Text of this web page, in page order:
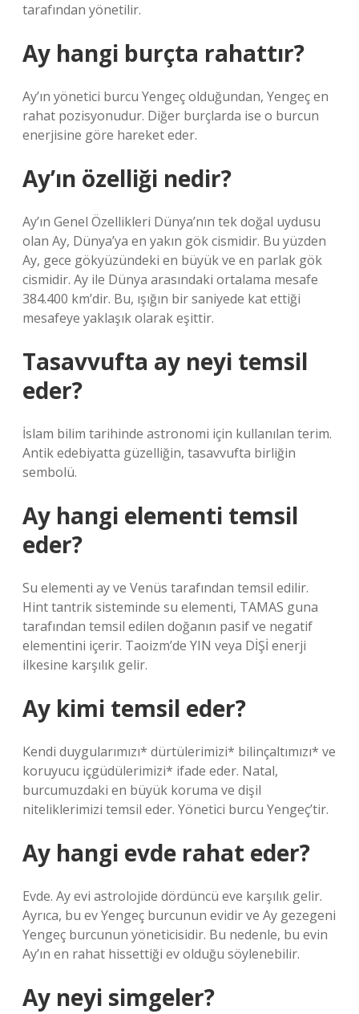
tarafından yönetilir.
Ay hangi burçta rahattır?
Ay’ın yönetici burcu Yengeç olduğundan, Yengeç en
rahat pozisyonudur. Diğer burçlarda ise o burcun
enerjisine göre hareket eder.
Ay’ın özelliği nedir?
Ay’ın Genel Özellikleri Dünya’nın tek doğal uydusu
olan Ay, Dünya’ya en yakın gök cismidir. Bu yüzden
Ay, gece gökyüzündeki en büyük ve en parlak gök
cismidir. Ay ile Dünya arasındaki ortalama mesafe
384.400 km’dir. Bu, ışığın bir saniyede kat ettiği
mesafeye yaklaşık olarak eşittir.
Tasavvufta ay neyi temsil
eder?
İslam bilim tarihinde astronomi için kullanılan terim.
Antik edebiyatta güzelliğin, tasavvufta birliğin
sembolü.
Ay hangi elementi temsil
eder?
Su elementi ay ve Venüs tarafından temsil edilir.
Hint tantrik sisteminde su elementi, TAMAS guna
tarafından temsil edilen doğanın pasif ve negatif
elementini içerir. Taoizm’de YIN veya DİŞİ enerji
ilkesine karşılık gelir.
Ay kimi temsil eder?
Kendi duygularımızı* dürtülerimizi* bilinçaltımızı* ve
koruyucu içgüdülerimizi* ifade eder. Natal,
burcumuzdaki en büyük koruma ve dişil
niteliklerimizi temsil eder. Yönetici burcu Yengeç’tir.
Ay hangi evde rahat eder?
Evde. Ay evi astrolojide dördüncü eve karşılık gelir.
Ayrıca, bu ev Yengeç burcunun evidir ve Ay gezegeni
Yengeç burcunun yöneticisidir. Bu nedenle, bu evin
Ay’ın en rahat hissettiği ev olduğu söylenebilir.
Ay neyi simgeler?